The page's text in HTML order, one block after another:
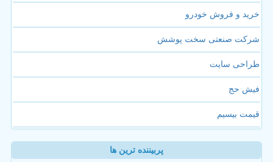
خرید و فروش خودرو
شرکت صنعتی سخت پوشش
طراحی سایت
فیش حج
قیمت بیسیم
پربیننده ترین ها